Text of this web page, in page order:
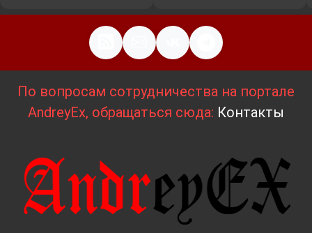
По вопросам сотрудничества на портале
AndreyEx, обращаться сюда: Контакты